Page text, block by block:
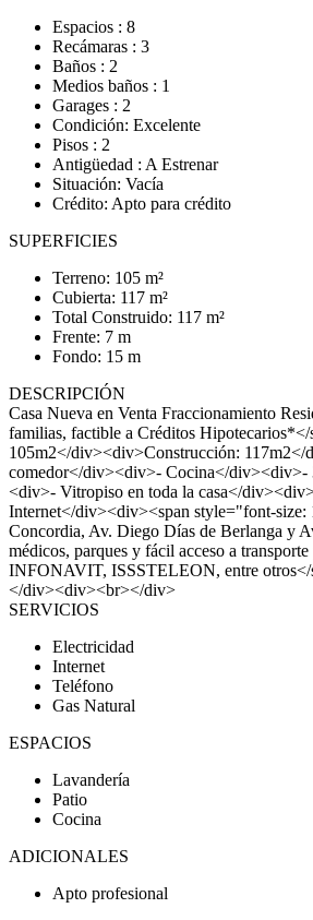
Espacios : 8
Recámaras : 3
Baños : 2
Medios baños : 1
Garages : 2
Condición: Excelente
Pisos : 2
Antigüedad : A Estrenar
Situación: Vacía
Crédito: Apto para crédito
SUPERFICIES
Terreno: 105 m²
Cubierta: 117 m²
Total Construido: 117 m²
Frente: 7 m
Fondo: 15 m
DESCRIPCIÓN
Casa Nueva en Venta Fraccionamiento
familias, factible a Créditos
105m2</div><div>Construcción:
comedor</div><div>- Cocina</div><div>-
<div>- Vitropiso en toda la casa</
Internet</div><div><span style="font-
Concordia, Av. Diego Días de Berlanga y
médicos, parques y fácil acceso a
INFONAVIT, ISSSTELEON, entre
</div><div><br></div>
SERVICIOS
Electricidad
Internet
Teléfono
Gas Natural
ESPACIOS
Lavandería
Patio
Cocina
ADICIONALES
Apto profesional